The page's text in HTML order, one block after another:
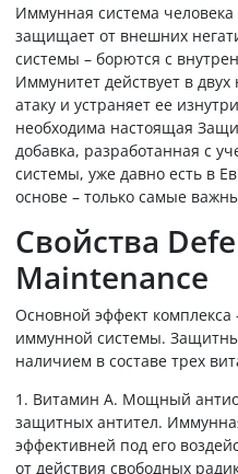
Иммунная система
защищает от внешних
системы – борются с
Иммунитет действует в
атаку и устраняет ее
необходима настоящая
добавка, разработанная с
системы, уже давно есть в
основе – только самые
Свойства
Maintenance
Основной эффект комплекса
иммунной системы.
наличием в составе трех
1. Витамин А. Мощный
защитных антител.
эффективней под его
от действия свободных